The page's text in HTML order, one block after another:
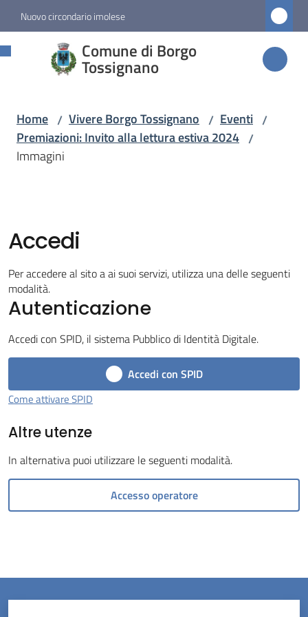
Vai al contenuto
Vai alla navigazione
Vai al footer
Nuovo circondario imolese
Comune di Borgo
Tossignano
Comune di
Borgo
Amministrazione
Vivere
Borgo
Tossignano
on-
Home / Vivere Borgo Tossignano / Eventi /
Premiazioni: Invito alla lettura estiva 2024 /
Immagini
Accedi
Per accedere al sito a ai suoi servizi, utilizza una delle seguenti
modalità.
Autenticazione
Accedi con SPID, il sistema Pubblico di Identità Digitale.
Accedi con SPID
Come attivare SPID
Altre utenze
In alternativa puoi utilizzare le seguenti modalità.
Accesso operatore